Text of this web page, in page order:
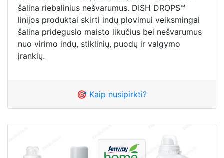
šalina riebalinius nešvarumus. DISH DROPS™
linijos produktai skirti indų plovimui veiksmingai
šalina pridegusio maisto likučius bei nešvarumus
nuo virimo indų, stiklinių, puodų ir valgymo
įrankių.
🎯 Kaip nusipirkti?